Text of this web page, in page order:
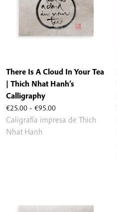
€25.00 - €95.00Rango
de
There Is A Cloud In Your Tea
| Thich Nhat Hanh’s
Calligraphy
Caligrafía impresa de Thich
Nhat Hanh